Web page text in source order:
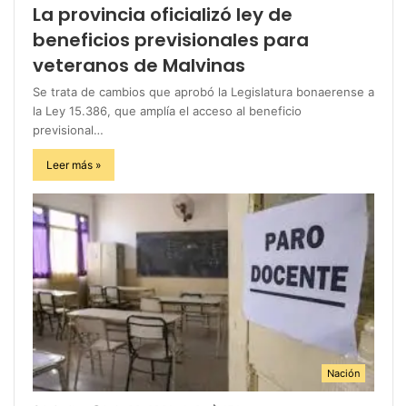
La provincia oficializó ley de
beneficios previsionales para
veteranos de Malvinas
Se trata de cambios que aprobó la Legislatura bonaerense a
la Ley 15.386, que amplía el acceso al beneficio
previsional…
Leer más »
Nación